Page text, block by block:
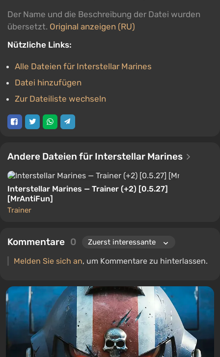
Der Name und die Beschreibung der Datei wurden
übersetzt. Original anzeigen (RU)
Nützliche Links:
Alle Dateien für Interstellar Marines
Datei hinzufügen
Zur Dateiliste wechseln
Andere Dateien für Interstellar Marines
Interstellar Marines — Trainer (+2) [0.5.27]
[MrAntiFun]
Trainer
Kommentare 0
Melden Sie sich an, um Kommentare zu hinterlassen.